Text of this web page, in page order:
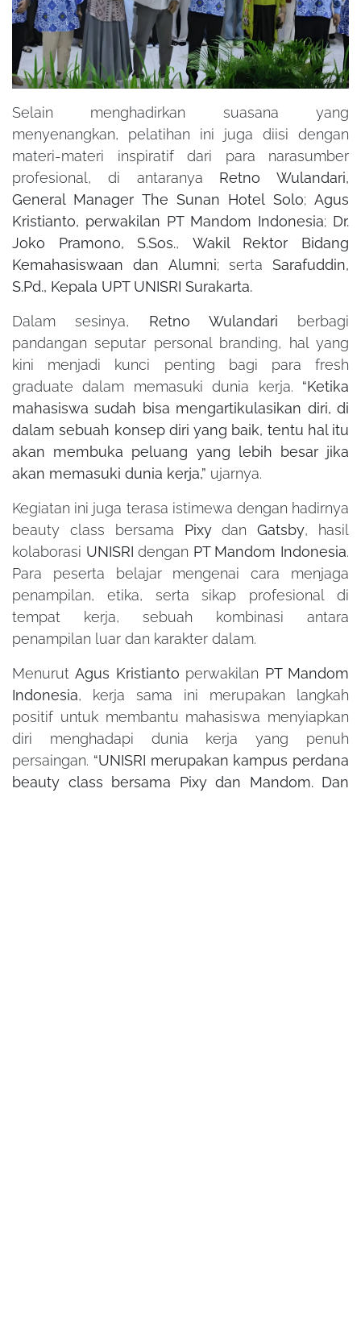
Selain menghadirkan suasana yang
menyenangkan, pelatihan ini juga diisi dengan
materi-materi inspiratif dari para narasumber
profesional, di antaranya Retno Wulandari,
General Manager The Sunan Hotel Solo;Agus
Kristianto, perwakilan PT Mandom Indonesia; Dr.
Joko Pramono, S.Sos., Wakil Rektor Bidang
Kemahasiswaan dan Alumni; serta Sarafuddin,
S.Pd., Kepala UPT UNISRI Surakarta.
Dalam sesinya, Retno Wulandari berbagi
pandangan seputar personal branding, hal yang
kini menjadi kunci penting bagi para fresh
graduate dalam memasuki dunia kerja. “Ketika
mahasiswa sudah bisa mengartikulasikan diri, di
dalam sebuah konsep diri yang baik, tentu hal itu
akan membuka peluang yang lebih besar jika
akan memasuki dunia kerja,” ujarnya.
Kegiatan ini juga terasa istimewa dengan hadirnya
beauty class bersama PixydanGatsby, hasil
kolaborasi UNISRI dengan PT Mandom Indonesia.
Para peserta belajar mengenai cara menjaga
penampilan, etika, serta sikap profesional di
tempat kerja, sebuah kombinasi antara
penampilan luar dan karakter dalam.
MenurutAgus Kristianto perwakilan PT Mandom
Indonesia, kerja sama ini merupakan langkah
positif untuk membantu mahasiswa menyiapkan
diri menghadapi dunia kerja yang penuh
persaingan. “UNISRI merupakan kampus perdana
beauty class bersama Pixy dan Mandom. Dan